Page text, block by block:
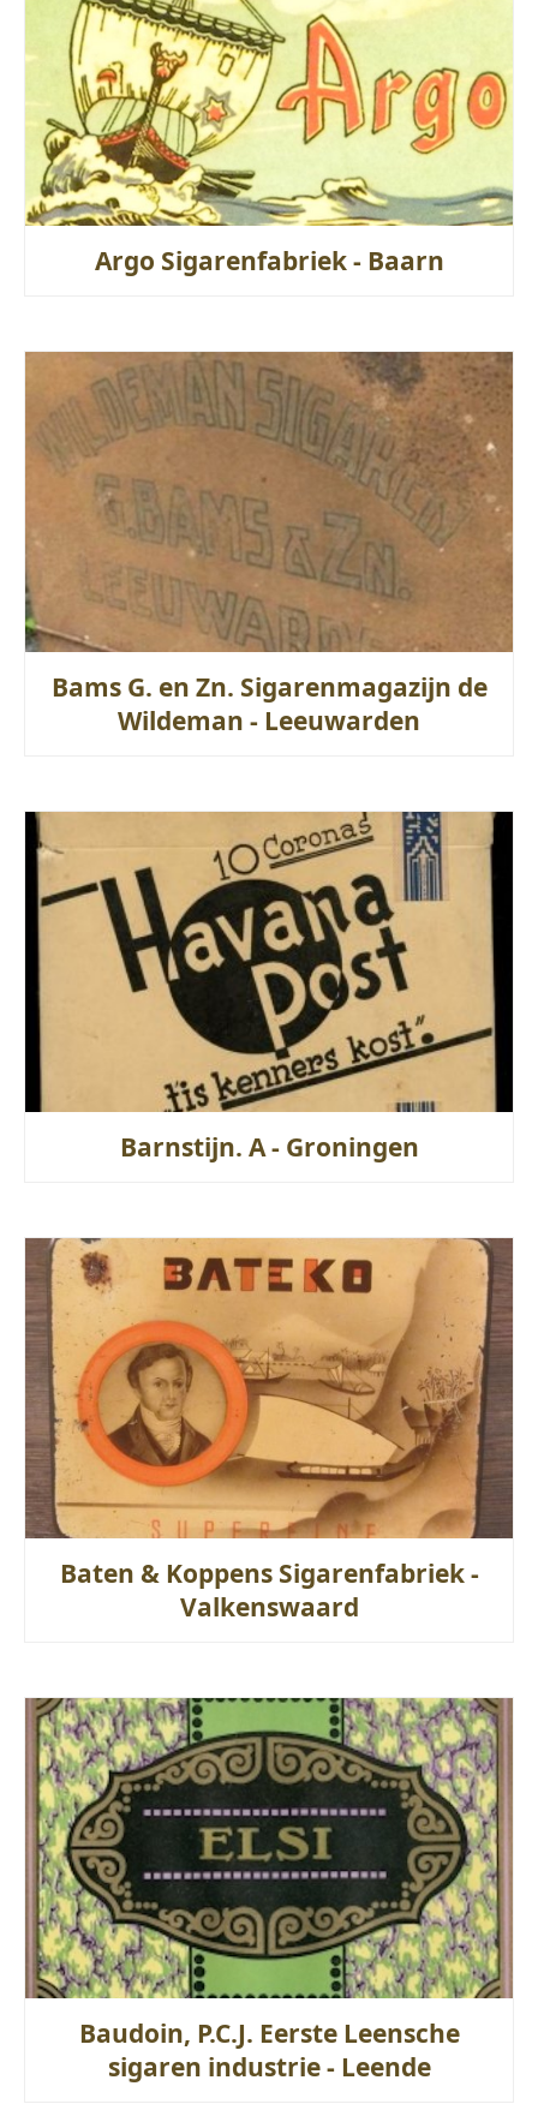
Argo Sigarenfabriek - Baarn
Bams G. en Zn. Sigarenmagazijn de
Wildeman - Leeuwarden
Barnstijn. A - Groningen
Baten & Koppens Sigarenfabriek -
Valkenswaard
Baudoin, P.C.J. Eerste Leensche
sigaren industrie - Leende